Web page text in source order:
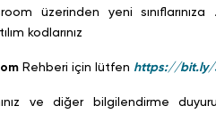
üzerinden yeni sınıflarınıza
kodlarınız
Rehberi için lütfen https://bit.ly/
ve diğer bilgilendirme